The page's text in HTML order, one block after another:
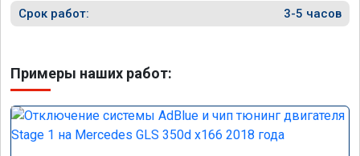
Срок работ: 3-5 часов
Примеры наших работ: